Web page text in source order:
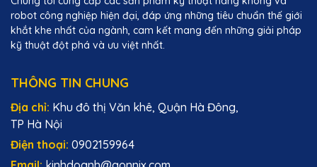
robot công nghiệp hiện đại, đáp ứng những tiêu chuẩn thế giới
khắt khe nhất của ngành, cam kết mang đến những giải pháp
kỹ thuật đột phá và ưu việt nhất.
THÔNG TIN CHUNG
Địa chỉ: Khu đô thị Văn khê, Quận Hà Đông,
TP Hà Nội
Điện thoại: 0902159964